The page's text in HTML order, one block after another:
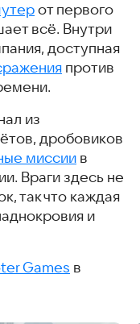
от первого
всё. Внутри
доступная
против
из
дробовиков
миссии в
Враги здесь не
так что каждая
и
Games в